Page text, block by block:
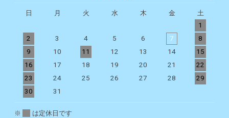
日 月 火 水 木 金
土
1
2
3 4 5 6 7
8
9
10 11 12 13 14
15
16
17 18 19 20 21
22
23
24 25 26 27 28
29
30
31
※ は定休日です